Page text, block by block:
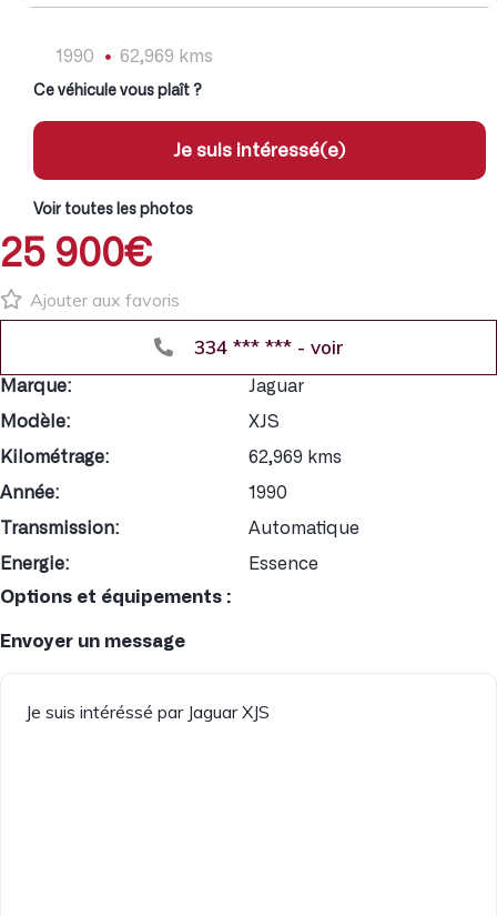
1990 62,969 kms
Ce véhicule vous plaît ?
Je suis intéressé(e)
Voir toutes les photos
25 900€
Ajouter aux favoris
334 *** *** - voir
Marque:
Jaguar
Modèle:
XJS
Kilométrage:
62,969 kms
Année:
1990
Transmission:
Automatique
Energie:
Essence
Options et équipements :
Envoyer un message